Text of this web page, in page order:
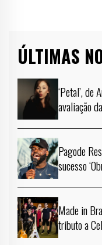
ÚLTIMAS
‘Petal’, de
avaliação
Pagode
sucesso
Made in
tributo a